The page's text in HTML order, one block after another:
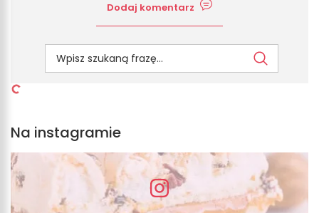
Dodaj komentarz
Na instagramie